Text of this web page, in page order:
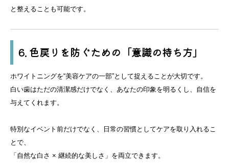
と整えることも可能です。
6. 色戻りを防ぐための「意識の持ち方」
ホワイトニングを“美容ケアの一部”として捉えることが大切です。
白い歯はただの清潔感だけでなく、あなたの印象を明るくし、自信を
与えてくれます。
特別なイベント前だけでなく、日常の習慣としてケアを取り入れるこ
とで、
「自然な白さ × 継続的な美しさ」を両立できます。